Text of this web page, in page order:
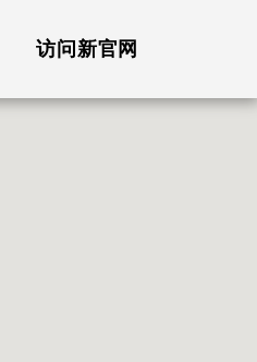
访问新官网